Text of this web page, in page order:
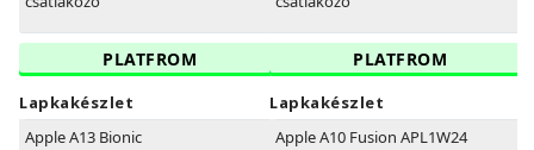
PLATFROM
Lapkakészlet
Apple A13 Bionic
PLATFROM
Lapkakészlet
Apple A10 Fusion APL1W24